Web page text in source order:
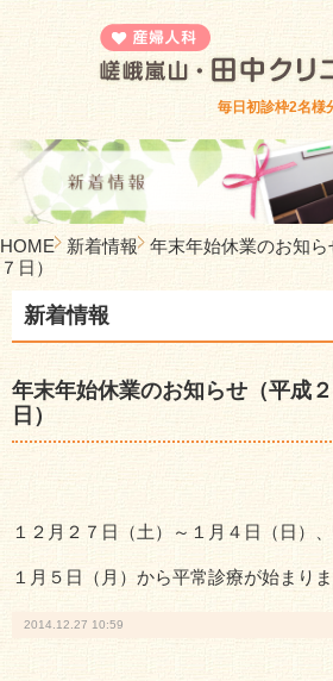
毎日初診枠2名様
HOME 新着情報
年末年始休業のお知
７日）
新着情報
年末年始休業のお知らせ（平成
日）
１２月２７日（土）～１月４日（日）
１月５日（月）から平常診療が始まりま
2014.12.27 10:59
診療案内
カウンセリング
医院紹介
誕生死セミナー
体験者の集い
ピル・緊急避妊ピル
診療時間・アクセス